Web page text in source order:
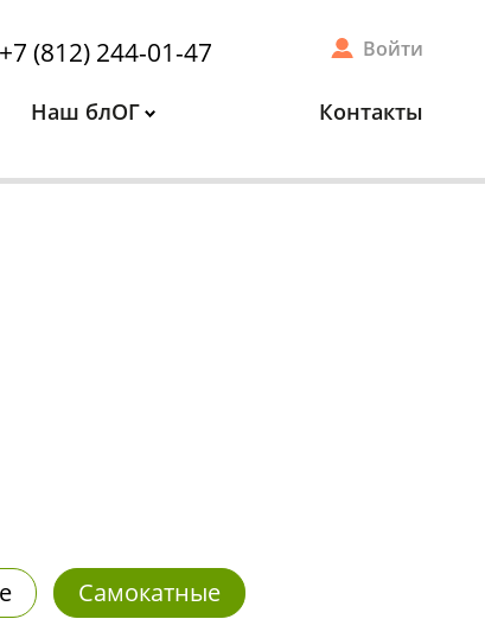
+7 (812) 244-01-47 Войти
Наш блОГ Контакты
Самокатные